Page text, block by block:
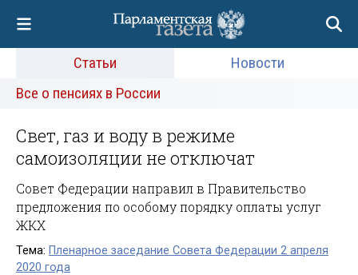
Статьи
Новости
Все о пенсиях в России
Свет, газ и воду в режиме
самоизоляции не отключат
Совет Федерации направил в Правительство
предложения по особому порядку оплаты услуг
ЖКХ
Тема: Пленарное заседание Совета Федерации 2 апреля
2020 года